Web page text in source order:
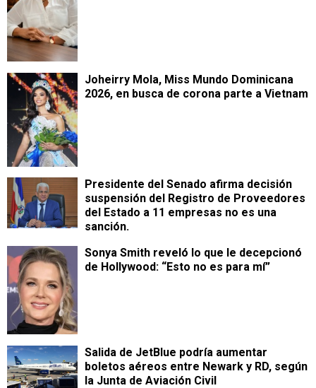
Joheirry Mola, Miss Mundo Dominicana
2026, en busca de corona parte a Vietnam
Presidente del Senado afirma decisión
suspensión del Registro de Proveedores
del Estado a 11 empresas no es una
sanción.
Sonya Smith reveló lo que le decepcionó
de Hollywood: “Esto no es para mí”
Salida de JetBlue podría aumentar
boletos aéreos entre Newark y RD, según
la Junta de Aviación Civil